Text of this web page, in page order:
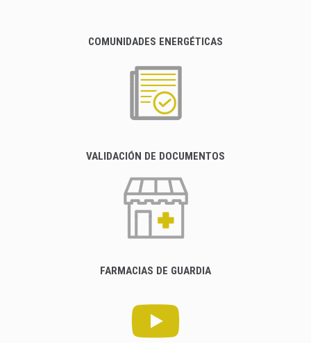
COMUNIDADES ENERGÉTICAS
VALIDACIÓN DE DOCUMENTOS
FARMACIAS DE GUARDIA